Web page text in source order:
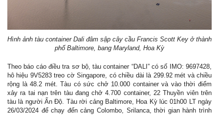
Hình ảnh tàu container Dali đâm sập cây cầu Francis Scott Key ở thành
phố Baltimore, bang Maryland, Hoa Kỳ
Theo báo cáo điều tra sơ bộ, tàu container “DALI” có số IMO: 9697428,
hô hiệu 9V5283 treo cờ Singapore, có chiều dài là 299.92 mét và chiều
rộng là 48.2 mét. Tàu có sức chở 10.000 container và vào thời điểm
xảy ra tai nạn trên tàu đang chở 4.700 container, 22 Thuyền viên trên
tàu là người Ấn Độ. Tàu rời cảng Baltimore, Hoa Kỳ lúc 01h00 LT ngày
26/03/2024 để chạy đến cảng Colombo, Srilanca, thời gian hành trình